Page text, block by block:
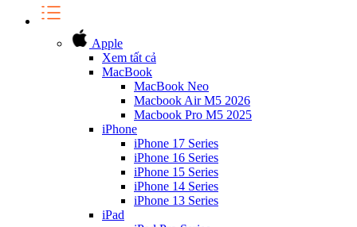
Apple
Xem tất cả
MacBook
MacBook Neo
Macbook Air M5 2026
Macbook Pro M5 2025
iPhone
iPhone 17 Series
iPhone 16 Series
iPhone 15 Series
iPhone 14 Series
iPhone 13 Series
iPad